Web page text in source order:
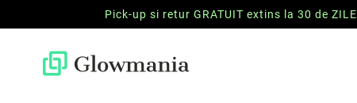
Pick-up si retur GRATUIT extins la 30 de ZILE